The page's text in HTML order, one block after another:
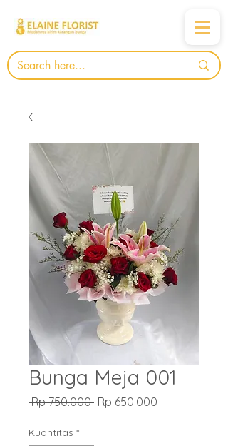
Bunga Meja 001
Rp 750.000 Harga
Rp 650.000
Kuantitas *